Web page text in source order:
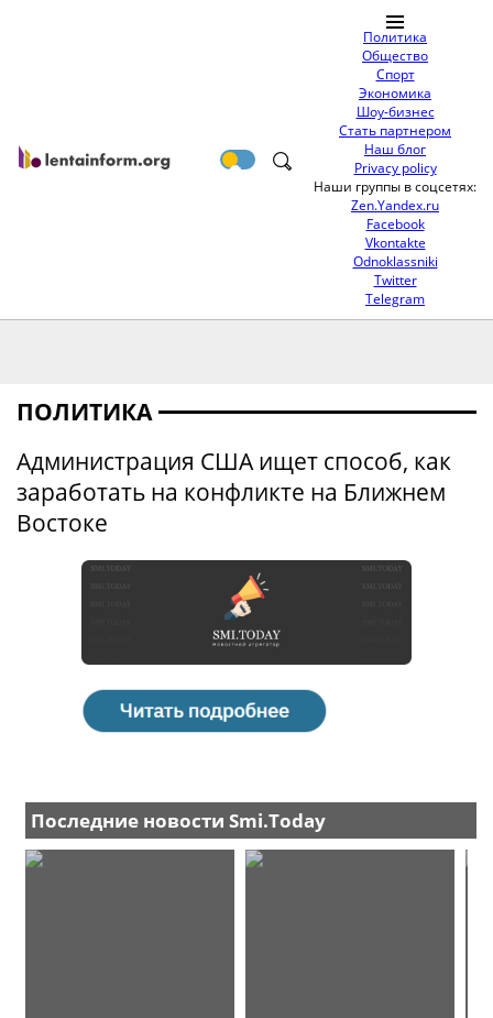
Политика
Общество
Спорт
Экономика
Шоу-бизнес
Стать партнером
Наш блог
Privacy policy
Наши группы в соцсетях:
Zen.Yandex.ru
Facebook
Vkontakte
Odnoklassniki
Twitter
Telegram
ПОЛИТИКА
Администрация США ищет способ, как
заработать на конфликте на Ближнем
Востоке